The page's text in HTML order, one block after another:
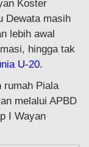
Koster
Dewata masih
lebih awal
hingga tak
U-20.
rumah Piala
melalui APBD
I Wayan